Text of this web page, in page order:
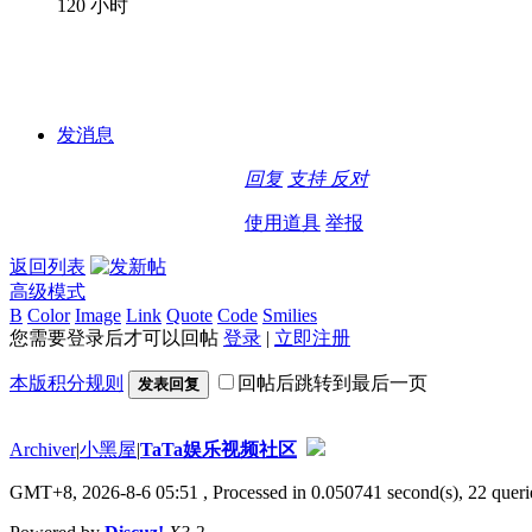
120 小时
发消息
回复 支持 反对
使用道具 举报
返回列表
高级模式
B Color Image Link Quote Code Smilies
您需要登录后才可以回帖 登录 | 立即注册
本版积分规则 发表回复 回帖后跳转到最后一页
Archiver|小黑屋|TaTa娱乐视频社区
GMT+8, 2026-8-6 05:51 , Processed in 0.050741 second(s), 22